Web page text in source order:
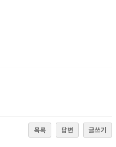
목록 답변 글쓰기